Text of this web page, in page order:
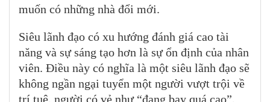
muốn có những nhà đổi mới.
Siêu lãnh đạo có xu hướng đánh giá cao tài
năng và sự sáng tạo hơn là sự ổn định của nhân
viên. Điều này có nghĩa là một siêu lãnh đạo sẽ
không ngần ngại tuyển một người vượt trội về
trí tuệ, người có vẻ như “đang bay quá cao”,